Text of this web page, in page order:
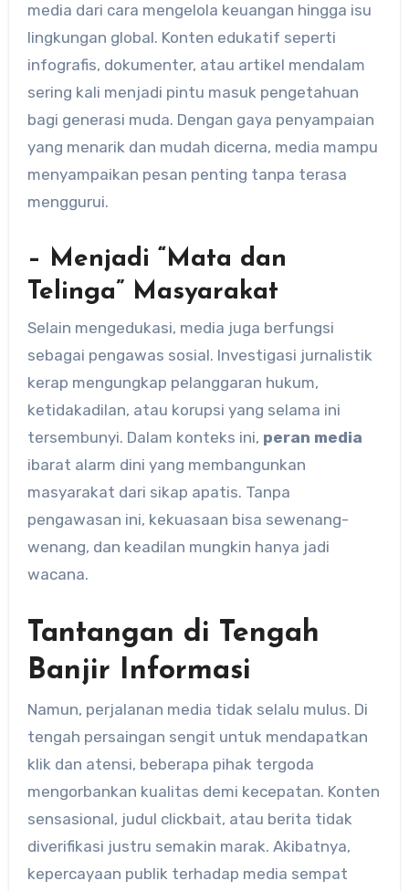
media dari cara mengelola keuangan hingga isu
lingkungan global. Konten edukatif seperti
infografis, dokumenter, atau artikel mendalam
sering kali menjadi pintu masuk pengetahuan
bagi generasi muda. Dengan gaya penyampaian
yang menarik dan mudah dicerna, media mampu
menyampaikan pesan penting tanpa terasa
menggurui.
– Menjadi “Mata dan
Telinga” Masyarakat
Selain mengedukasi, media juga berfungsi
sebagai pengawas sosial. Investigasi jurnalistik
kerap mengungkap pelanggaran hukum,
ketidakadilan, atau korupsi yang selama ini
tersembunyi. Dalam konteks ini, peran media
ibarat alarm dini yang membangunkan
masyarakat dari sikap apatis. Tanpa
pengawasan ini, kekuasaan bisa sewenang-
wenang, dan keadilan mungkin hanya jadi
wacana.
Tantangan di Tengah
Banjir Informasi
Namun, perjalanan media tidak selalu mulus. Di
tengah persaingan sengit untuk mendapatkan
klik dan atensi, beberapa pihak tergoda
mengorbankan kualitas demi kecepatan. Konten
sensasional, judul clickbait, atau berita tidak
diverifikasi justru semakin marak. Akibatnya,
kepercayaan publik terhadap media sempat